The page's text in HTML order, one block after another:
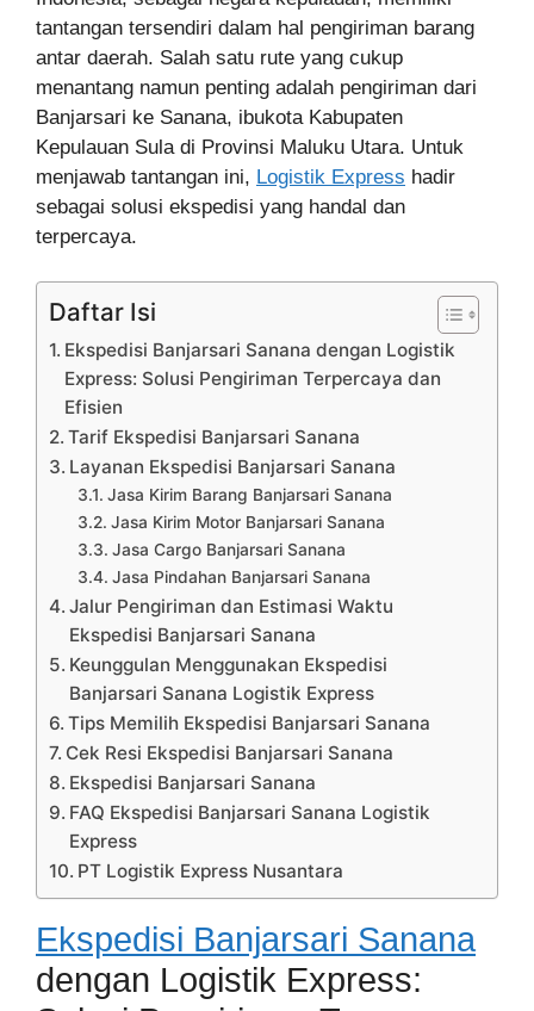
tantangan tersendiri dalam hal pengiriman barang
antar daerah. Salah satu rute yang cukup
menantang namun penting adalah pengiriman dari
Banjarsari ke Sanana, ibukota Kabupaten
Kepulauan Sula di Provinsi Maluku Utara. Untuk
menjawab tantangan ini, Logistik Express hadir
sebagai solusi ekspedisi yang handal dan
terpercaya.
Daftar Isi
Ekspedisi Banjarsari Sanana dengan Logistik
Express: Solusi Pengiriman Terpercaya dan
Efisien
Tarif Ekspedisi Banjarsari Sanana
Layanan Ekspedisi Banjarsari Sanana
Jasa Kirim Barang Banjarsari Sanana
Jasa Kirim Motor Banjarsari Sanana
Jasa Cargo Banjarsari Sanana
Jasa Pindahan Banjarsari Sanana
Jalur Pengiriman dan Estimasi Waktu
Ekspedisi Banjarsari Sanana
Keunggulan Menggunakan Ekspedisi
Banjarsari Sanana Logistik Express
Tips Memilih Ekspedisi Banjarsari Sanana
Cek Resi Ekspedisi Banjarsari Sanana
Ekspedisi Banjarsari Sanana
FAQ Ekspedisi Banjarsari Sanana Logistik
Express
PT Logistik Express Nusantara
Ekspedisi Banjarsari Sanana
dengan Logistik Express: